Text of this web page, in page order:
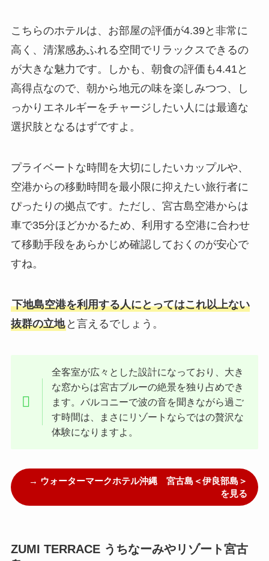
こちらのホテルは、お部屋の評価が4.39と非常に
高く、清潔感あふれる空間でリラックスできるの
が大きな魅力です。しかも、朝食の評価も4.41と
高得点なので、朝から地元の味を楽しみつつ、し
っかりエネルギーをチャージしたい人には最適な
選択肢となるはずですよ。
プライベートな時間を大切にしたいカップルや、
空港からの移動時間を最小限に抑えたい旅行者に
ぴったりの拠点です。ただし、宮古島空港からは
車で35分ほどかかるため、利用する空港に合わせ
て移動手段をあらかじめ確認しておくのが安心で
すね。
下地島空港を利用する人にとってはこれ以上ない
抜群の立地と言えるでしょう。
全客室が広々とした設計になっており、大き
な窓からは宮古ブルーの絶景を独り占めでき
ます。バルコニーで波の音を聞きながら過ご
す時間は、まさにリゾートならではの贅沢な
体験になりますよ。
→ ウォーターマークホテル沖縄 宮古島＜伊良部島＞
を見る
ZUMI TERRACE うちなーみやリゾート宮古